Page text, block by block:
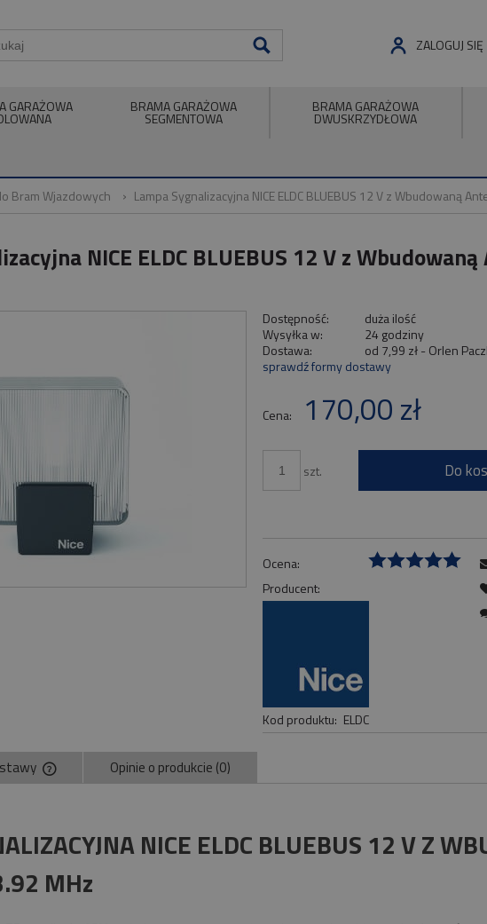
ZALOGUJ SIĘ
GARAŻOWA BRAMA GARAŻOWA
SEGMENTOWA
BRAMA GARAŻOWA
DWUSKRZYDŁOWA
Bram Wjazdowych Lampa Sygnalizacyjna NICE ELDC BLUEBUS 12 V z Wbudowaną
NICE ELDC BLUEBUS 12 V z
Dostępność:
duża ilość
Wysyłka w:
24 godziny
Dostawa:
od 7,99 zł- Orlen
płatności
sprawdź formy dostawy
Cena: 170,00 zł
szt. Do
Ocena:
Producent:
Kod produktu: ELDC
Opinie o produkcie (0)
NICE ELDC BLUEBUS 12 V Z
MHz